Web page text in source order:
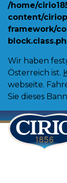
/home/
content/
framework/
Wir haben
Österreich ist.
webseite.
Sie dieses